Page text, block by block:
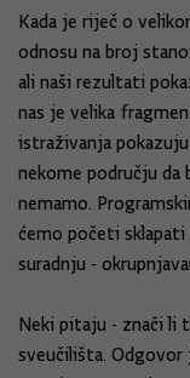
Kada je riječ o
odnosu na broj
ali naši rezultati
nas je velika
istraživanja
nekome području
nemamo.
ćemo početi
suradnju -
Neki pitaju - znači li
sveučilišta. Odgovor